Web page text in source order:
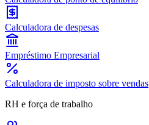
Calculadora de despesas
Empréstimo Empresarial
Calculadora de imposto sobre vendas
RH e força de trabalho